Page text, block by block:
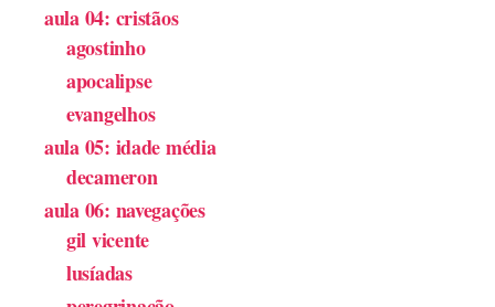
aula 04: cristãos
agostinho
apocalipse
evangelhos
aula 05: idade média
decameron
aula 06: navegações
gil vicente
lusíadas